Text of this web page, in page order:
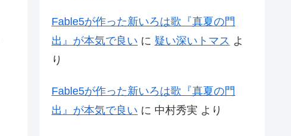
Fable5が作った新いろは歌『真夏の門
出』が本気で良い に 疑い深いトマス よ
り
Fable5が作った新いろは歌『真夏の門
出』が本気で良い に 中村秀実 より